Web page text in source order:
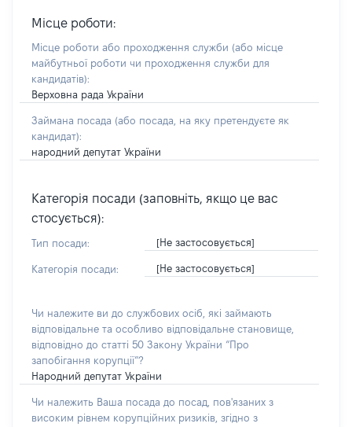
Місце роботи:
Місце роботи або проходження служби (або місце
майбутньої роботи чи проходження служби для
кандидатів):
Верховна рада України
Займана посада (або посада, на яку претендуєте як
кандидат):
народний депутат України
Категорія посади (заповніть, якщо це вас
стосується):
Тип посади: [Не застосовується]
Категорія посади: [Не застосовується]
Чи належите ви до службових осіб, які займають
відповідальне та особливо відповідальне становище,
відповідно до статті 50 Закону України “Про
запобігання корупції”?
Народний депутат України
Чи належить Ваша посада до посад, пов'язаних з
високим рівнем корупційних ризиків, згідно з